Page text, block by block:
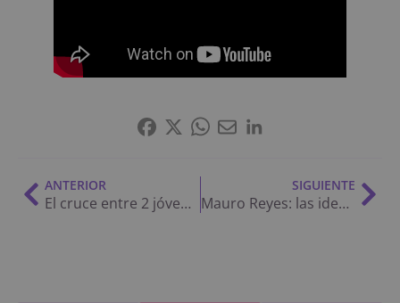
ANTERIOR
El cruce entre 2 jóvenes militantes de la Izquierda y de La Libertad Avanza
SIGUIENTE
Mauro Reyes: las ideas que traen con Milei, la polémica del Conicet, la falta de planeamiento en Bahía y más